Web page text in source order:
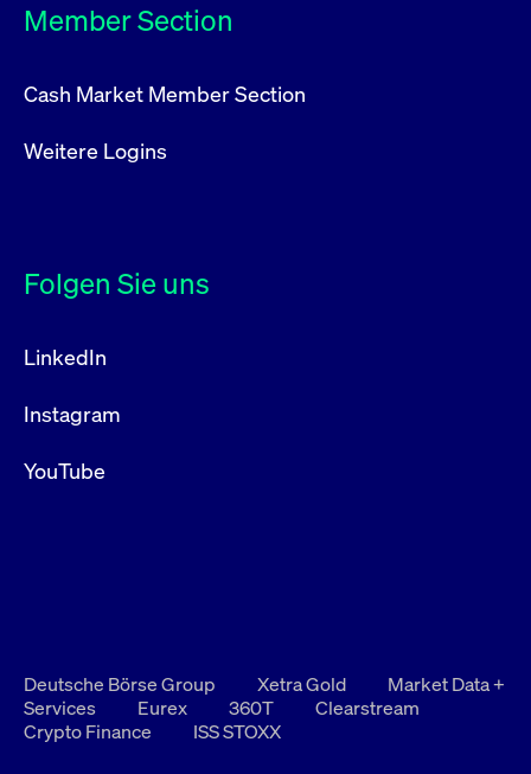
Member Section
Cash Market Member Section
Weitere Logins
Folgen Sie uns
LinkedIn
Instagram
YouTube
Deutsche Börse Group Xetra Gold
Market Data +
Services
Eurex 360T
Clearstream
Crypto Finance
ISS STOXX